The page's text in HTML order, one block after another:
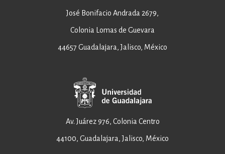
José Bonifacio Andrada 2679,
Colonia Lomas de Guevara
44657 Guadalajara, Jalisco, México
Av. Juárez 976, Colonia Centro
44100, Guadalajara, Jalisco, México